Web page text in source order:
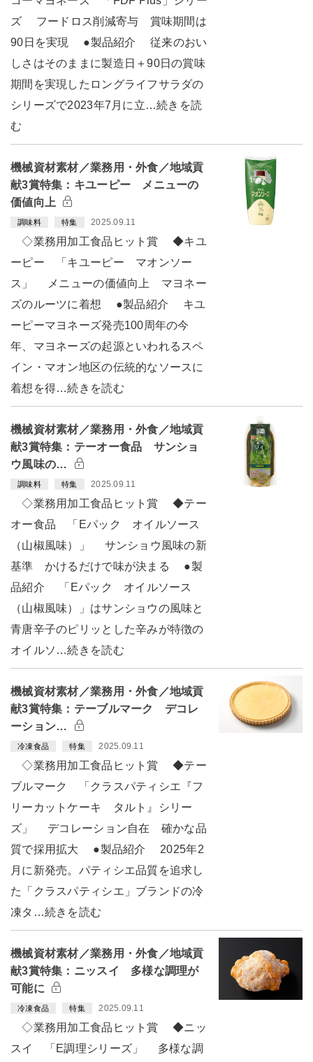
ズ フードロス削減寄与 賞味期間は
90日を実現 ●製品紹介 従来のおい
しさはそのままに製造日＋90日の賞味
期間を実現したロングライフサラダの
シリーズで2023年7月に立…続きを読
む
機械資材素材／業務用・外食／地域貢
献3賞特集：キユーピー メニューの
価値向上
調味料 特集 2025.09.11
◇業務用加工食品ヒット賞 ◆キユ
ーピー 「キユーピー マオンソー
ス」 メニューの価値向上 マヨネー
ズのルーツに着想 ●製品紹介 キユ
ーピーマヨネーズ発売100周年の今
年、マヨネーズの起源といわれるスペ
イン・マオン地区の伝統的なソースに
着想を得…続きを読む
機械資材素材／業務用・外食／地域貢
献3賞特集：テーオー食品 サンショ
ウ風味の…
調味料 特集 2025.09.11
◇業務用加工食品ヒット賞 ◆テー
オー食品 「Eパック オイルソース
（山椒風味）」 サンショウ風味の新
基準 かけるだけで味が決まる ●製
品紹介 「Eパック オイルソース
（山椒風味）」はサンショウの風味と
青唐辛子のピリッとした辛みが特徴の
オイルソ…続きを読む
機械資材素材／業務用・外食／地域貢
献3賞特集：テーブルマーク デコレ
ーション…
冷凍食品 特集 2025.09.11
◇業務用加工食品ヒット賞 ◆テー
ブルマーク 「クラスパティシエ『フ
リーカットケーキ タルト』シリー
ズ」 デコレーション自在 確かな品
質で採用拡大 ●製品紹介 2025年2
月に新発売。パティシエ品質を追求し
た「クラスパティシエ」ブランドの冷
凍タ…続きを読む
機械資材素材／業務用・外食／地域貢
献3賞特集：ニッスイ 多様な調理が
可能に
冷凍食品 特集 2025.09.11
◇業務用加工食品ヒット賞 ◆ニッ
スイ 「E調理シリーズ」 多様な調